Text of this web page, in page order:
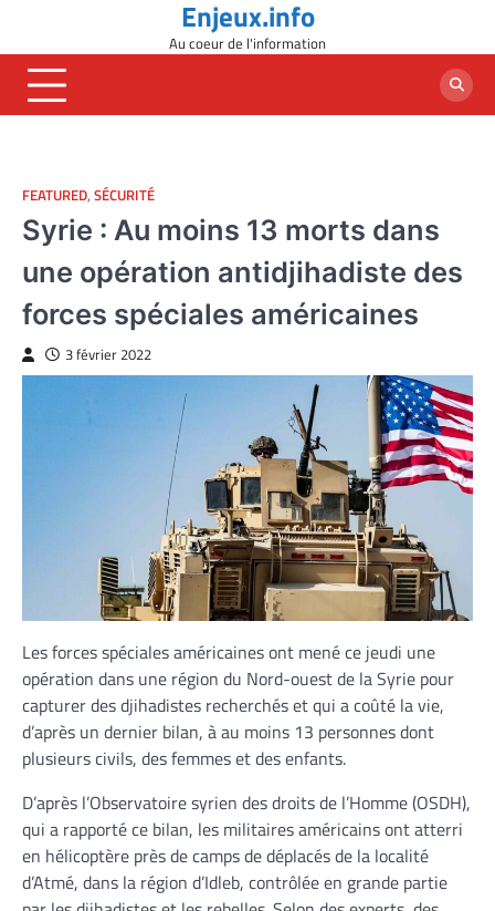
content
Enjeux.info
Au coeur de l'information
FEATURED, SÉCURITÉ
Syrie : Au moins 13 morts dans
une opération antidjihadiste des
forces spéciales américaines
3 février 2022
Les forces spéciales américaines ont mené ce jeudi une
opération dans une région du Nord-ouest de la Syrie pour
capturer des djihadistes recherchés et qui a coûté la vie,
d’après un dernier bilan, à au moins 13 personnes dont
plusieurs civils, des femmes et des enfants.
D’après l’Observatoire syrien des droits de l’Homme (OSDH),
qui a rapporté ce bilan, les militaires américains ont atterri
en hélicoptère près de camps de déplacés de la localité
d’Atmé, dans la région d’Idleb, contrôlée en grande partie